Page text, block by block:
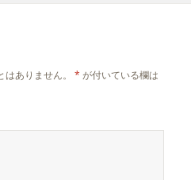
ありません。 * が付いている欄は